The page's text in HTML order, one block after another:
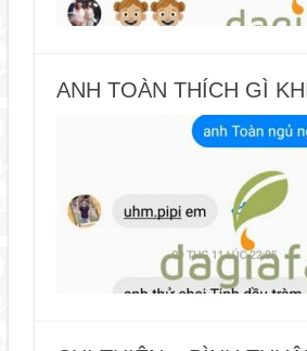
ANH TOÀN THÍCH GÌ